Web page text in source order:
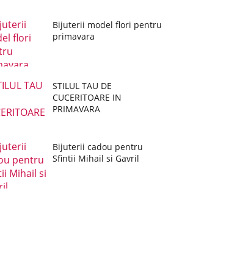
Bijuterii model flori pentru
primavara
STILUL TAU DE
CUCERITOARE IN
PRIMAVARA
Bijuterii cadou pentru
Sfintii Mihail si Gavril